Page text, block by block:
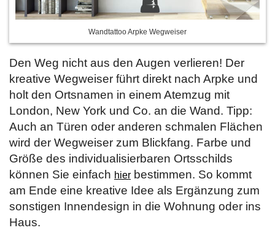
Wandtattoo Arpke Wegweiser
Den Weg nicht aus den Augen verlieren! Der
kreative Wegweiser führt direkt nach Arpke und
holt den Ortsnamen in einem Atemzug mit
London, New York und Co. an die Wand. Tipp:
Auch an Türen oder anderen schmalen Flächen
wird der Wegweiser zum Blickfang. Farbe und
Größe des individualisierbaren Ortsschilds
können Sie einfach hier bestimmen. So kommt
am Ende eine kreative Idee als Ergänzung zum
sonstigen Innendesign in die Wohnung oder ins
Haus.